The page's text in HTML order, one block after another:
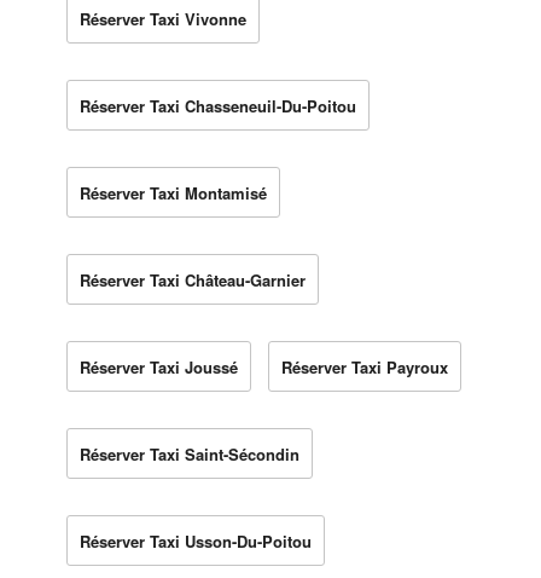
Réserver Taxi Vivonne
Réserver Taxi Chasseneuil-Du-Poitou
Réserver Taxi Montamisé
Réserver Taxi Château-Garnier
Réserver Taxi Joussé Réserver Taxi Payroux
Réserver Taxi Saint-Sécondin
Réserver Taxi Usson-Du-Poitou